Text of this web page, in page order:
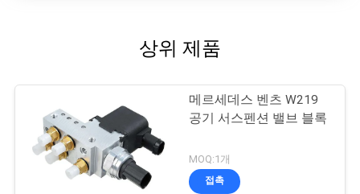
상위 제품
메르세데스 벤츠 W219
공기 서스펜션 밸브 블록
MOQ:1개
접촉